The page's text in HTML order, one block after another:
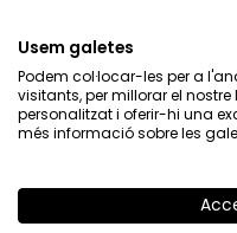
Usem galetes
Podem col·locar-les per a
visitants, per millorar el
personalitzat i oferir-hi una
més informació sobre les